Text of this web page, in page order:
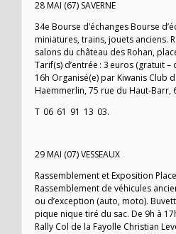
28 MAI (67) SAVERNE
34e Bourse d’échanges Bourse
miniatures, trains, jouets anciens.
salons du château des Rohan,
Tarif(s) d’entrée : 3 euros (gratuit
16h Organisé(e) par Kiwanis Club
Haemmerlin, 75 rue du Haut-Barr,
T 06 61 91 13 03.
29 MAI (07) VESSEAUX
Rassemblement et Exposition
Rassemblement de véhicules
ou d’exception (auto, moto).
pique nique tiré du sac. De 9h à
Rally Col de la Fayolle Christian